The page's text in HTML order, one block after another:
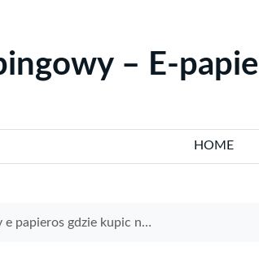
– E-
HOME
najlepsze miejsca na zakup i porady dla początkujących